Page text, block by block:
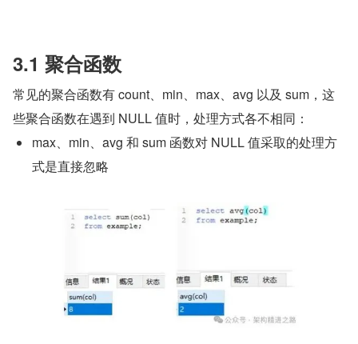
3.1 聚合函数
常见的聚合函数有 count、min、max、avg 以及 sum，这
些聚合函数在遇到 NULL 值时，处理方式各不相同：
max、min、avg 和 sum 函数对 NULL 值采取的处理方
式是直接忽略